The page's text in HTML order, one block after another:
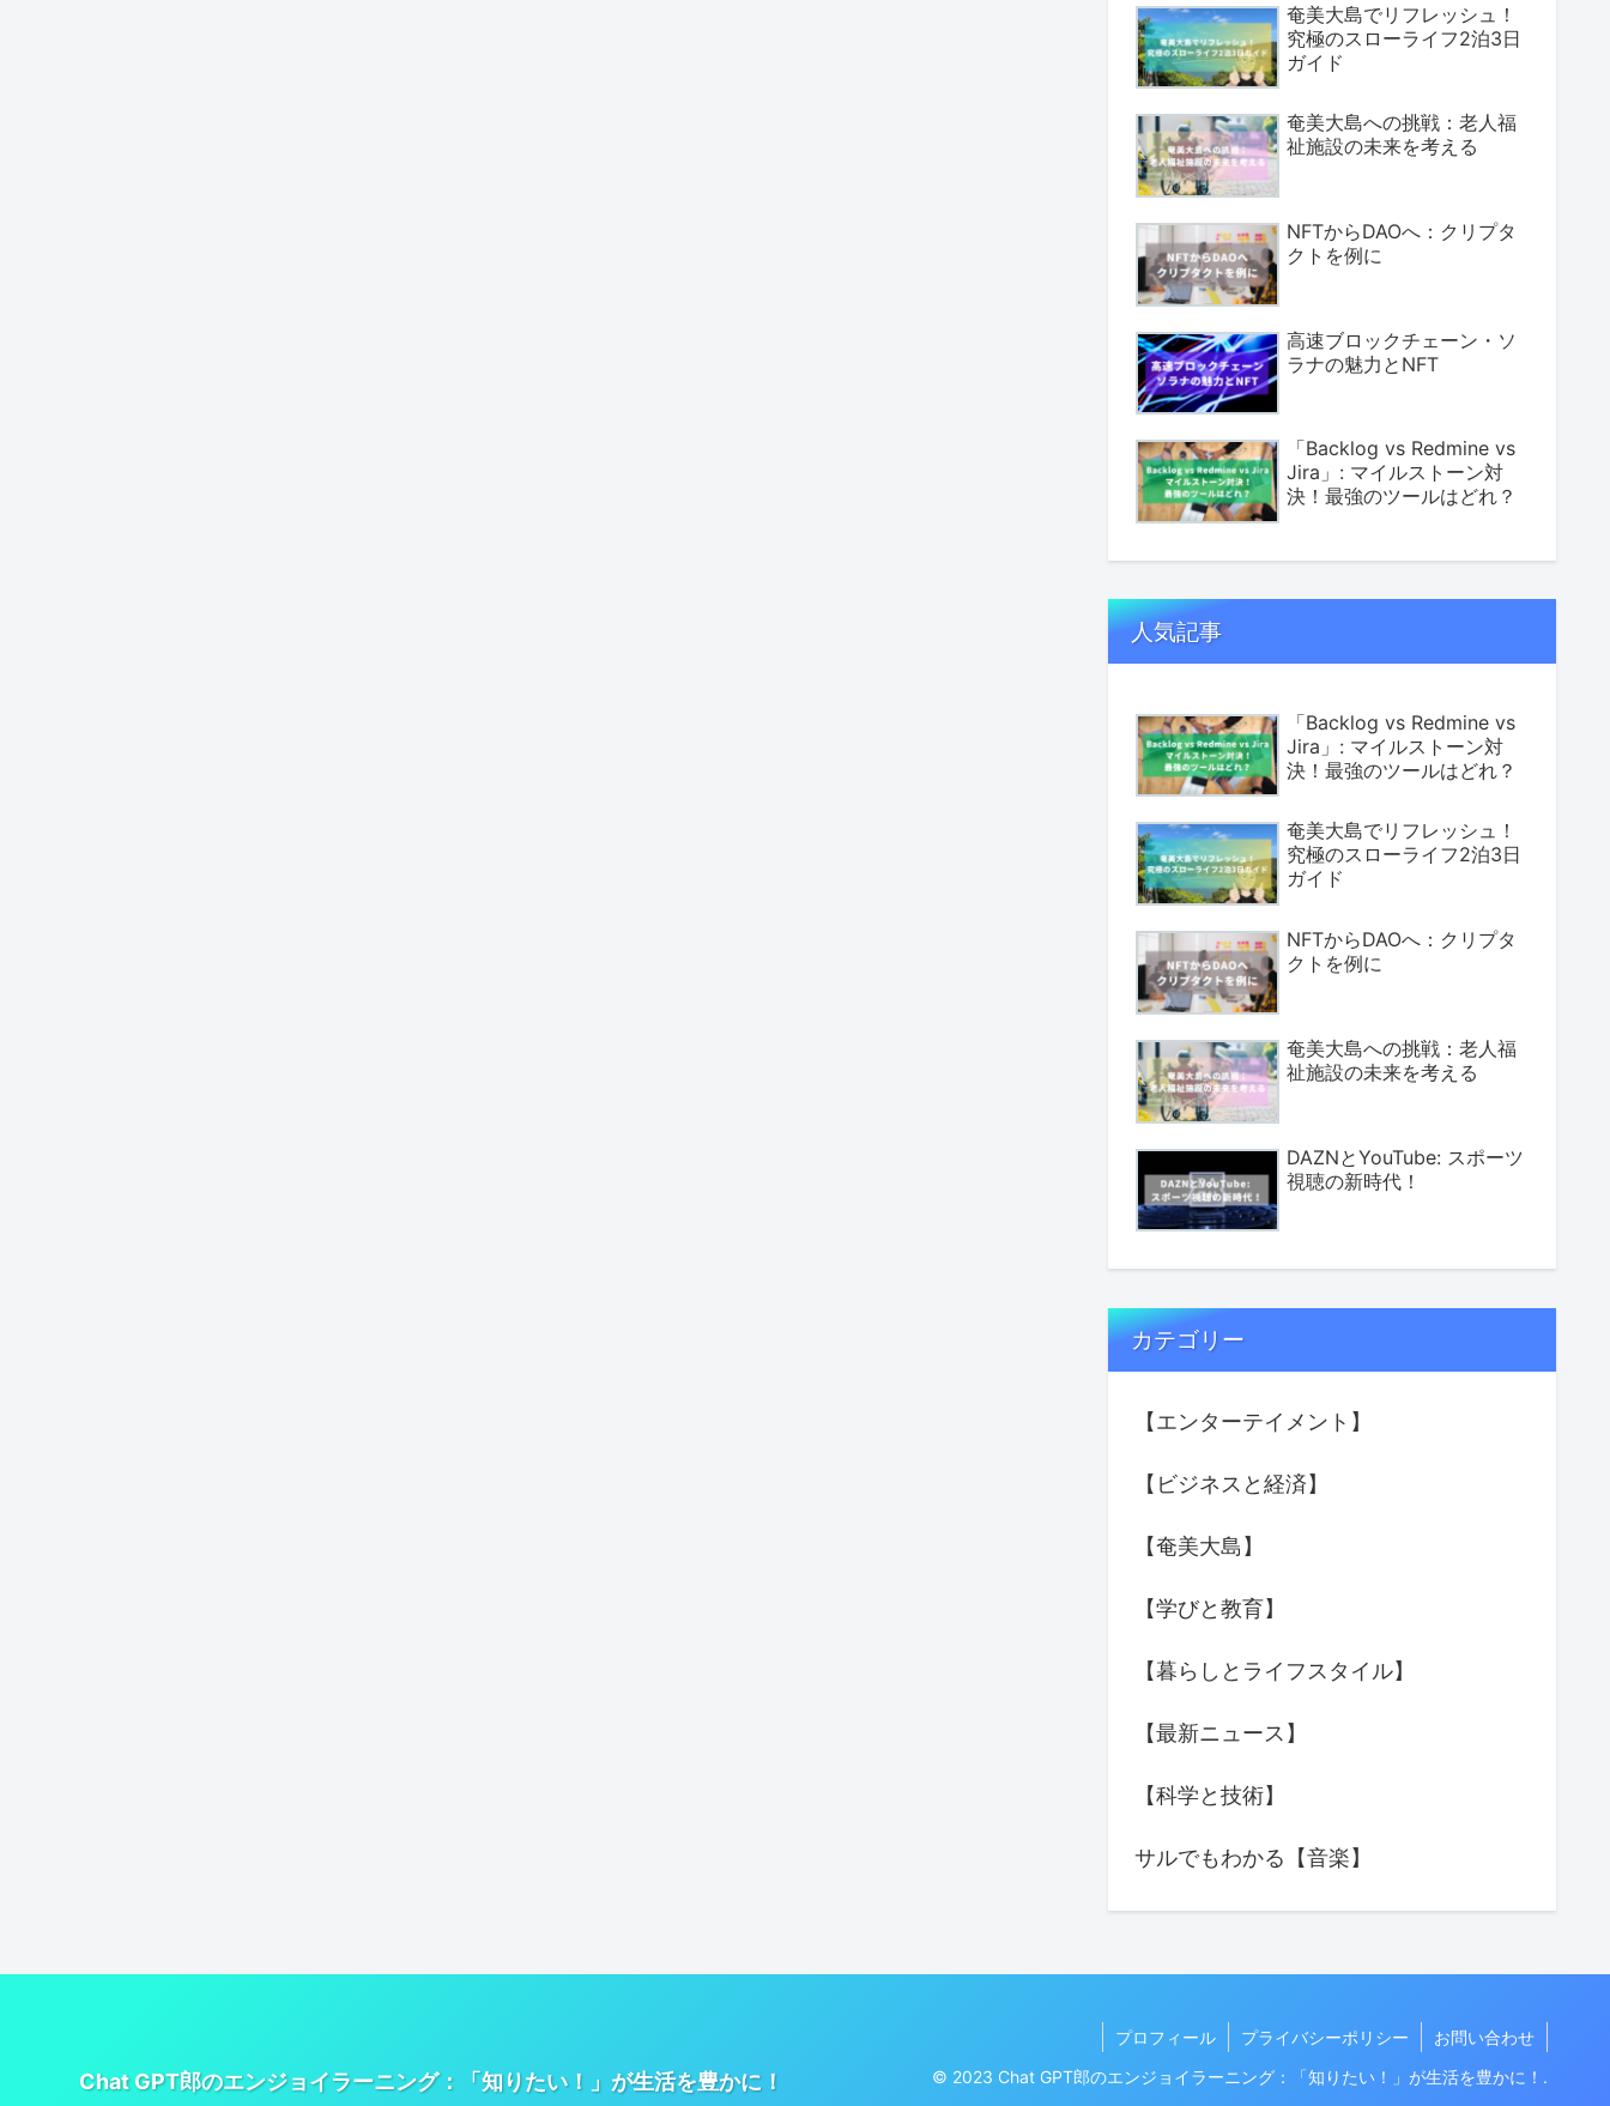
奄美大島でリフレッシュ！
究極のスローライフ2泊3日
ガイド
奄美大島への挑戦：老人福
祉施設の未来を考える
NFTからDAOへ：クリプタ
クトを例に
高速ブロックチェーン・ソ
ラナの魅力とNFT
「Backlog vs Redmine vs
Jira」: マイルストーン対
決！最強のツールはどれ？
人気記事
「Backlog vs Redmine vs
Jira」: マイルストーン対
決！最強のツールはどれ？
奄美大島でリフレッシュ！
究極のスローライフ2泊3日
ガイド
NFTからDAOへ：クリプタ
クトを例に
奄美大島への挑戦：老人福
祉施設の未来を考える
DAZNとYouTube: スポーツ
視聴の新時代！
カテゴリー
【エンターテイメント】
【ビジネスと経済】
【奄美大島】
【学びと教育】
【暮らしとライフスタイル】
【最新ニュース】
【科学と技術】
サルでもわかる【音楽】
Chat GPT郎のエンジョイラーニング：「知りたい！」が生活を豊かに！
プロフィール プライバシーポリシー
お問い合わせ
© 2023 Chat GPT郎のエンジョイラーニング：「知りたい！」が生活を豊かに！.